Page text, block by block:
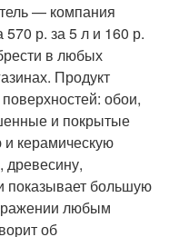
— компания
р. за 5 л и 160 р.
в любых
Продукт
обои,
и покрытые
керамическую
древесину,
показывает большую
любым
об